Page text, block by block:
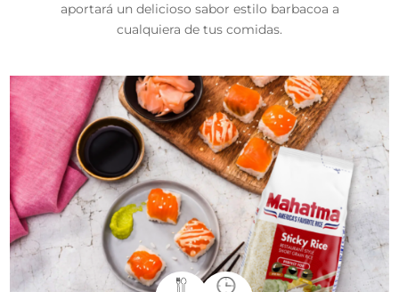
aportará un delicioso sabor estilo barbacoa a
cualquiera de tus comidas.